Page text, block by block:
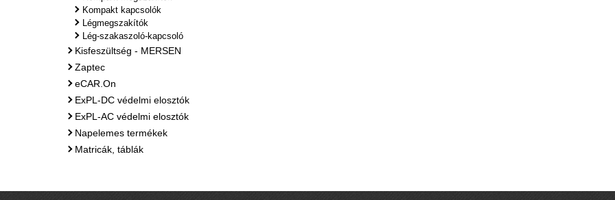
Kompakt kapcsolók
Légmegszakítók
Lég-szakaszoló-kapcsoló
Kisfeszültség - MERSEN
Zaptec
eCAR.On
ExPL-DC védelmi elosztók
ExPL-AC védelmi elosztók
Napelemes termékek
Matricák, táblák